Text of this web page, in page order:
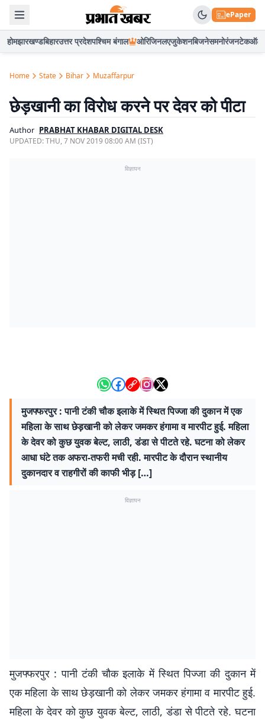
ePaper
होमझारखण्डबिहारउत्तर प्रदेशपश्चिम बंगाल ओरिजिनलएजुकेशनबिजनेसमनोरंजनटेकऑटो
Home State Bihar Muzaffarpur
छेड़खानी का विरोध करने पर देवर को पीटा
Author PRABHAT KHABAR DIGITAL DESK
UPDATED:THU, 7 NOV 2019 08:00 AM (IST)
विज्ञापन
मुजफ्फरपुर : पानी टंकी चौक इलाके में स्थित पिज्जा की दुकान में एक
महिला के साथ छेड़खानी को लेकर जमकर हंगामा व मारपीट हुई. महिला
के देवर को कुछ युवक बेल्ट, लाठी, डंडा से पीटते रहे. घटना को लेकर
आधा घंटे तक अफरा-तफरी मची रही. मारपीट के दौरान स्थानीय
दुकानदार व राहगीरों की काफी भीड़ […]
विज्ञापन
मुजफ्फरपुर : पानी टंकी चौक इलाके में स्थित पिज्जा की दुकान में
एक महिला के साथ छेड़खानी को लेकर जमकर हंगामा व मारपीट हुई.
महिला के देवर को कुछ युवक बेल्ट, लाठी, डंडा से पीटते रहे. घटना